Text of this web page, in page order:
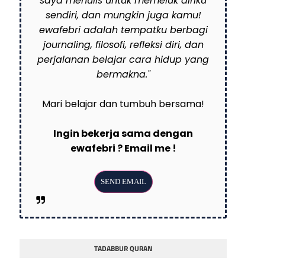
sendiri, dan mungkin juga kamu!
ewafebri adalah tempatku berbagi
journaling, filosofi, refleksi diri, dan
perjalanan belajar cara hidup yang
bermakna."
Mari belajar dan tumbuh bersama!
Ingin bekerja sama dengan
ewafebri ? Email me !
TADABBUR QURAN